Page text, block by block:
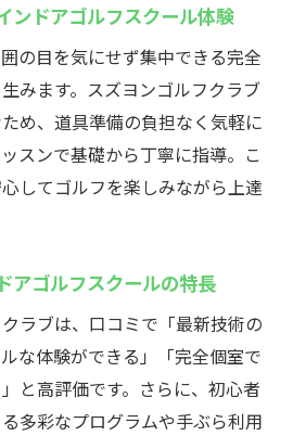
アゴルフスクールの利用メリ
楽しめるインドアゴルフスク
慮したスクール活用術
スクールで実践するスイン
とで技術向上を目指そう
ルフ練習のバランスの取り方
かしたレッスンの効果を解説
ンドアゴルフスクール体験
の目を気にせず集中できる完全
みます。スズヨンゴルフクラブ
め、道具準備の負担なく気軽に
スンで基礎から丁寧に指導。こ
してゴルフを楽しみながら上達
アゴルフスクールの特長
ラブは、口コミで「最新技術の
な体験ができる」「完全個室で
と高評価です。さらに、初心者
多彩なプログラムや手ぶら利用